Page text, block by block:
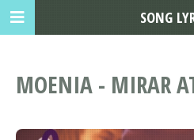
MOENIA - MIRAR
SONG